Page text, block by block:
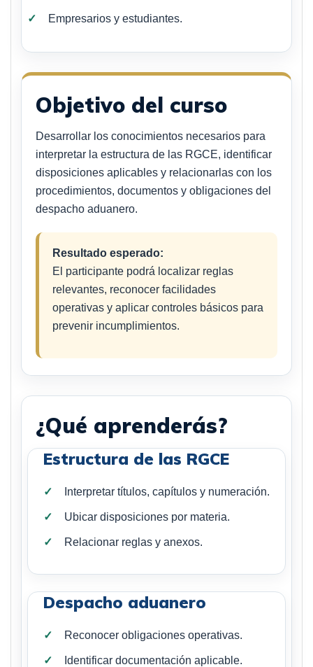
Empresarios y estudiantes.
Objetivo del curso
Desarrollar los conocimientos necesarios para
interpretar la estructura de las RGCE, identificar
disposiciones aplicables y relacionarlas con los
procedimientos, documentos y obligaciones del
despacho aduanero.
Resultado esperado:
El participante podrá localizar reglas
relevantes, reconocer facilidades
operativas y aplicar controles básicos para
prevenir incumplimientos.
¿Qué aprenderás?
Estructura de las RGCE
Interpretar títulos, capítulos y numeración.
Ubicar disposiciones por materia.
Relacionar reglas y anexos.
Despacho aduanero
Reconocer obligaciones operativas.
Identificar documentación aplicable.